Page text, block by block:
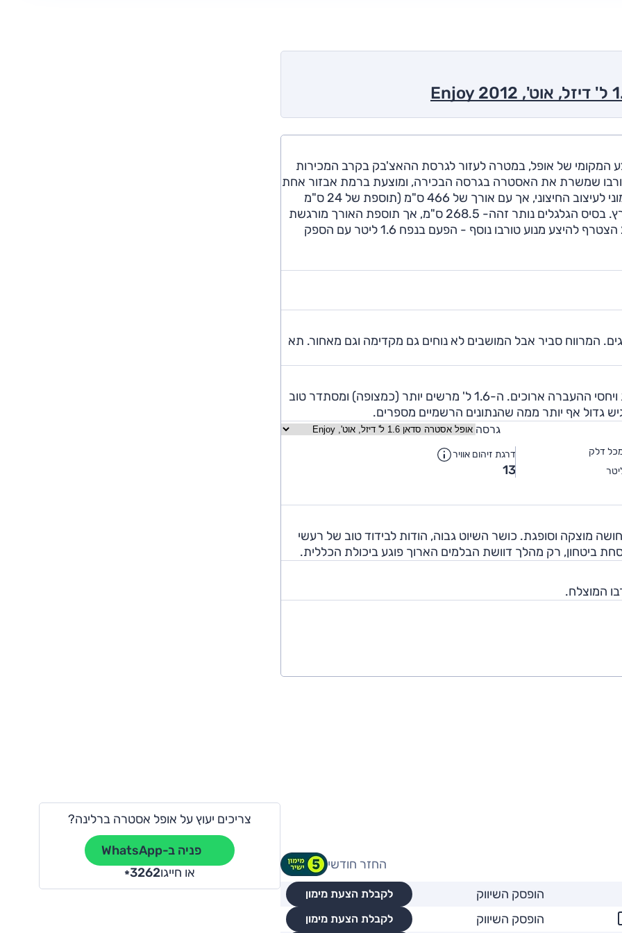
של אופל, במטרה לעזור לגרסת ההאצ'בק בקרב המכירות
היא מצוידת במנוע ה-1.4 ליטר טורבו שמשרת את האסטרה בגרסה הבכירה, ומוצעת ברמת אבזור אחת
בלבד. בניגוד לתמונות, תא המטען לא נראה כהמשך הרמוני לעיצוב החיצוני, אך עם אורך של 466 ס"מ (תוספת של 24 ס"מ
לעומת הדגם הרגיל) היא אחת המשפחתיות הגדולות בארץ. בסיס הגלגלים נותר זהה- 268.5 ס"מ, אך תוספת האורך מורגשת
בתא המטען שנפחו צמח ל-460 ליטר מכובדים. ב-2013 הצטרף להיצע מנוע טורבו נוסף - הפעם בנפח 1.6 ליטר עם הספק
המרווח סביר אבל המושבים לא נוחים גם מקדימה וגם מאחור. תא
מנוע ה-1.4 ל' טורבו חזק, אך תגובותיה של התיבה איטית ויחסי ההעברה ארוכים. ה-1.6 ל' מרשים יותר (כמצופה) ומסתדר טוב
גדול אף יותר ממה שהנתונים הרשמיים מספרים.
גרסה
דלק
דרגת זיהום אוויר
13
מוצקה וסופגת. כושר השיוט גבוה, הודות לבידוד טוב של רעשי
ביטחון, רק מהלך דוושת הבלמים הארוך פוגע ביכולת הכללית.
החזר חודשי
הופסק השיווק
לקבלת הצעת מימון
הופסק השיווק לקבלת הצעת מימון
צריכים יעוץ על אופל אסטרה ברלינה?
פניה ב-WhatsApp
או חייגו
*3262